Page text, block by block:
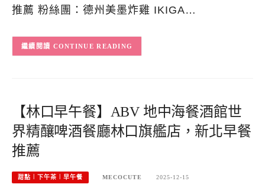
推薦 粉絲團：德州美墨炸雞 IKIGA…
CONTINUE READING
【林口早午餐】ABV 地中海餐酒館世
界精釀啤酒餐廳林口旗艦店，新北早餐
推薦
甜點︱下午茶︱早午餐 MECOCUTE 2025-12-15